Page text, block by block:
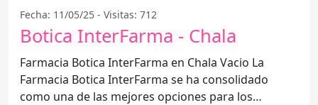
Fecha: 11/05/25 - Visitas: 712
Botica InterFarma - Chala
Farmacia Botica InterFarma en Chala Vacio La
Farmacia Botica InterFarma se ha consolidado
como una de las mejores opciones para los